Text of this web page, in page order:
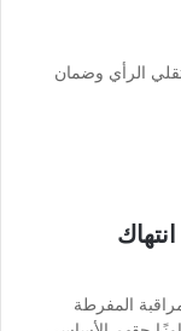
الرأي وضمان
المفرطة